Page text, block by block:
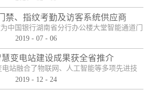
为：1、甲级木质防火门；2、防尾随联动互
行安全防护门；4、甲级防盗安全门（优质
感应门、防砸玻璃自动感应，和电机；6、银
防盗卷帘门（含电机、控...
禁、指纹考勤及访客系统供应商
中国银行湖南省分行办公楼大堂智能通道门
系统采购项目供应商。门禁指纹考勤系统
2019 - 07 - 06
变电站建设成果获全省推介
电站融合了物联网、人工智能等多项先进技
网建设在专业领域的最佳实践。”近日，国网
2019 - 12 - 24